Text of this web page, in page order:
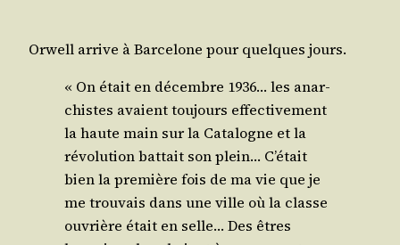
Orwell arrive à Bar­ce­lone pour quelques jours.
« On était en décembre 1936… les anar­
chistes avaient tou­jours effec­ti­ve­ment
la haute main sur la Cata­logne et la
révo­lu­tion bat­tait son plein… C’était
bien la pre­mière fois de ma vie que je
me trou­vais dans une ville où la classe
ouvrière était en selle… Des êtres